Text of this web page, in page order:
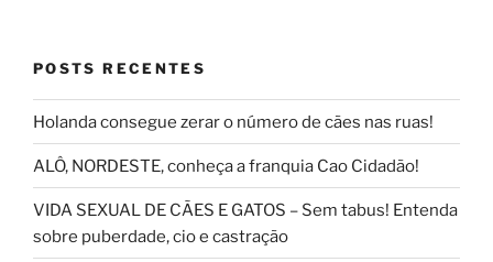
POSTS RECENTES
Holanda consegue zerar o número de cães nas ruas!
ALÔ, NORDESTE, conheça a franquia Cao Cidadão!
VIDA SEXUAL DE CÃES E GATOS – Sem tabus! Entenda
sobre puberdade, cio e castração